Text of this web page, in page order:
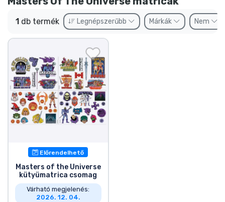
1 db termék Legnépszerűbb Márkák Nem
Előrendelhető
Masters of the Universe
kütyümatrica csomag
Várható megjelenés:
2026. 12. 04.
Előrendelhető cuccok
Outlet cuccok
Ajándékkártya
Szállítás és fizetés
Sorozatos cuccok
Mesés cuccok
Animés cuccok